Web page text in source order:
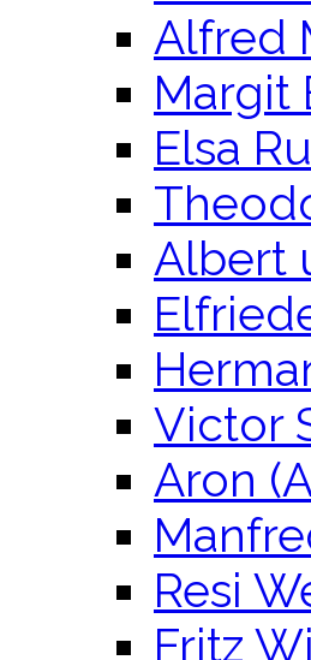
Alfred
Margit
Elsa
Albert
Victor
Aron
Resi
Fritz